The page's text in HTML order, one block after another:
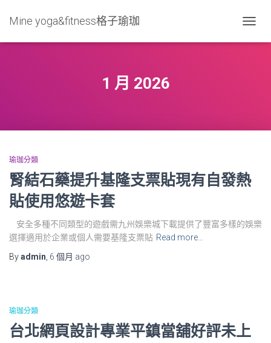
Mine yoga&fitness格子瑜珈
1 月 2026
瑜珈分類
腎結石藥提升基隆支票貼現有自發熱
貼使用悠遊卡套
安全多種不同類型的遊戲需九州娛樂城下載提供了豐富多樣的娛樂
選擇適用於企業或個人需要基隆支票貼 Read more…
Byadmin 6 個月 ago
瑜珈分類
台北網頁設計專業平鎮當舖好評未上